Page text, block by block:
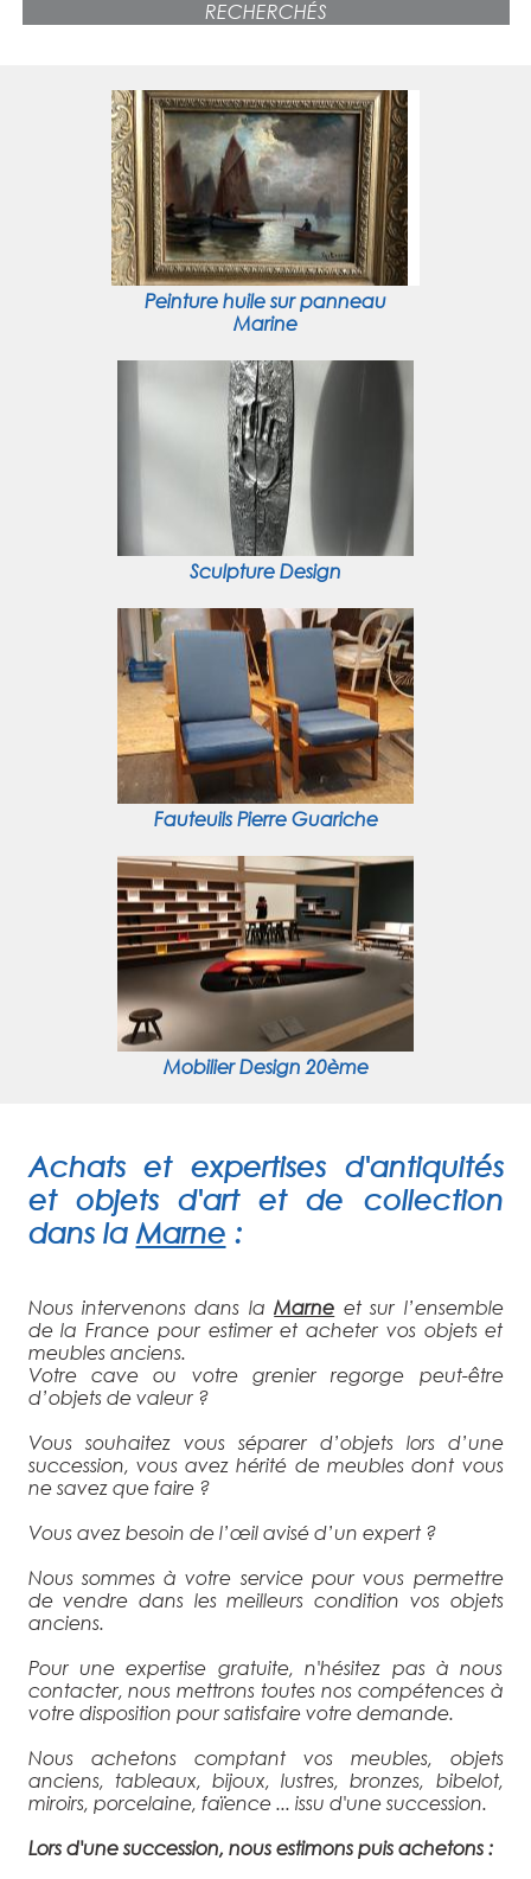
RECHERCHÉS
Peinture huile sur panneau
Marine
Sculpture Design
Fauteuils Pierre Guariche
Mobilier Design 20ème
Achats et expertises d'antiquités
et objets d'art et de collection
dans la Marne :
Nous intervenons dans laMarne et sur l’ensemble
de la France pour estimer et acheter vos objets et
meubles anciens.
Votre cave ou votre grenier regorge peut-être
d’objets de valeur ?
Vous souhaitez vous séparer d’objets lors d’une
succession, vous avez hérité de meubles dont vous
ne savez que faire ?
Vous avez besoin de l’œil avisé d’un expert ?
Nous sommes à votre service pour vous permettre
de vendre dans les meilleurs condition vos objets
anciens.
Pour une expertise gratuite, n'hésitez pas à nous
contacter, nous mettrons toutes nos compétences à
votre disposition pour satisfaire votre demande.
Nous achetons comptant vos meubles, objets
anciens, tableaux, bijoux, lustres, bronzes, bibelot,
miroirs, porcelaine, faïence ... issu d'une succession.
Lors d'une succession, nous estimons puis achetons :